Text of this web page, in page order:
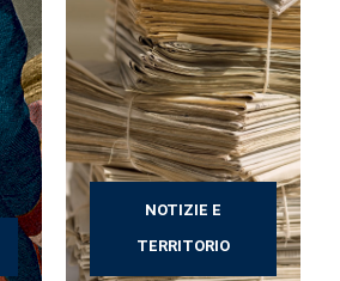
NOTIZIE E
TERRITORIO